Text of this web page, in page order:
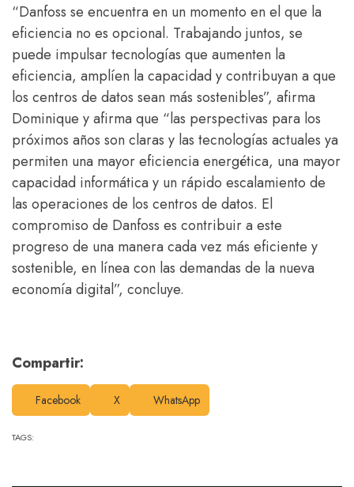
“Danfoss se encuentra en un momento en el que la
eficiencia no es opcional. Trabajando juntos, se
puede impulsar tecnologías que aumenten la
eficiencia, amplíen la capacidad y contribuyan a que
los centros de datos sean más sostenibles”, afirma
Dominique y afirma que “las perspectivas para los
próximos años son claras y las tecnologías actuales ya
permiten una mayor eficiencia energética, una mayor
capacidad informática y un rápido escalamiento de
las operaciones de los centros de datos. El
compromiso de Danfoss es contribuir a este
progreso de una manera cada vez más eficiente y
sostenible, en línea con las demandas de la nueva
economía digital”, concluye.
Compartir:
Facebook X WhatsApp
TAGS: